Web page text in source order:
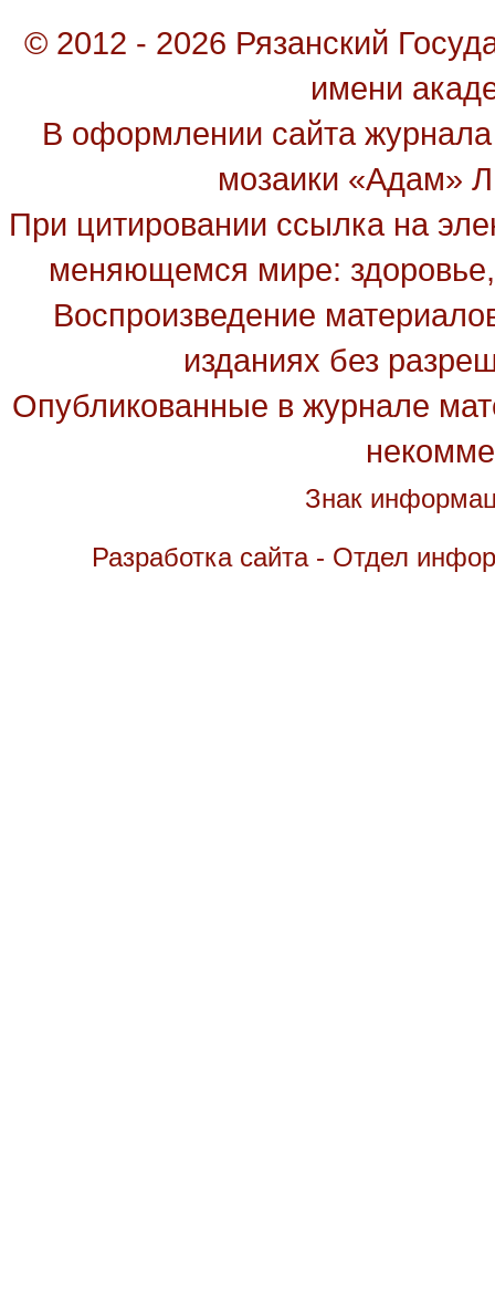
© 2012 - 2026 Рязанский
имени
В оформлении сайта
мозаики «Адам»
При цитировании ссылка на
меняющемся мире: здоровье,
Воспроизведение
изданиях без
Опубликованные в журнале
Знак
Разработка сайта - Отдел